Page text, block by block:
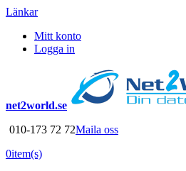
Länkar
Mitt konto
Logga in
net2world.se
010-173 72 72Maila oss
0item(s)